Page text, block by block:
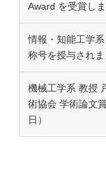
Award を受賞し
情報・知能工学
称号を授与され
機械工学系 教授
術協会 学術論文
日）